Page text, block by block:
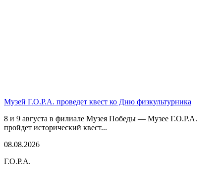
Музей Г.О.Р.А. проведет квест ко Дню физкультурника
8 и 9 августа в филиале Музея Победы — Музее Г.О.Р.А.
пройдет исторический квест...
08.08.2026
Г.О.Р.А.